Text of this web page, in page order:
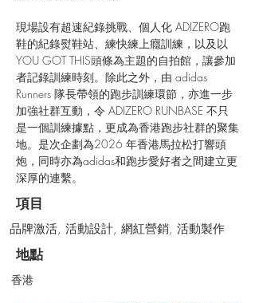
現場設有超速紀錄挑戰、個人化 ADIZERO跑
鞋的紀錄熨鞋站、練快練上癮訓練，以及以
YOU GOT THIS頭條為主題的自拍館，讓參加
者記錄訓練時刻。除此之外，由 adidas
Runners 隊長帶領的跑步訓練環節，亦進一步
加強社群互動，令 ADIZERO RUNBASE 不只
是一個訓練據點，更成為香港跑步社群的聚集
地。是次企劃為2026 年香港馬拉松打響頭
炮，同時亦為adidas和跑步愛好者之間建立更
深厚的連繫。
項目
品牌激活, 活動設計, 網紅營銷, 活動製作
地點
香港